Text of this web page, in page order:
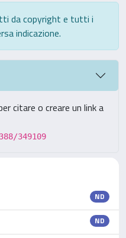
da copyright e tutti i
indicazione.
citare o creare un link a
349109
ND
ND